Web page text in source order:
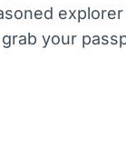
your